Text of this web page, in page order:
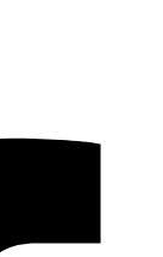
a compartir
protagonistas
que te